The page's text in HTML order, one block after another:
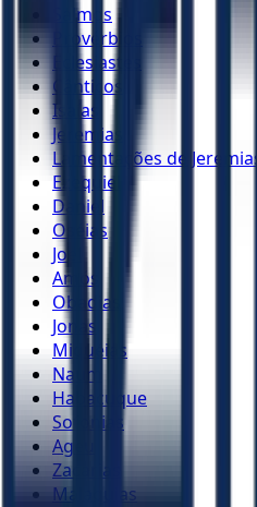
Salmos
Provérbios
Eclesiastes
Cânticos
Isaías
Jeremias
Lamentações de Jeremias
Ezequiel
Daniel
Oséias
Joel
Amós
Obadias
Jonas
Miquéias
Naum
Habacuque
Sofonias
Ageu
Zacarias
Malaquias